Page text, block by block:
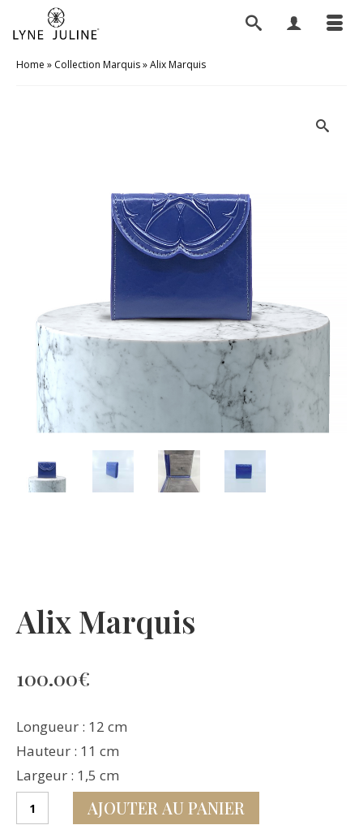
Home » Collection Marquis»Alix Marquis
Alix Marquis
100.00€
Longueur : 12 cm
Hauteur : 11 cm
Largeur : 1,5 cm
AJOUTER AU PANIER